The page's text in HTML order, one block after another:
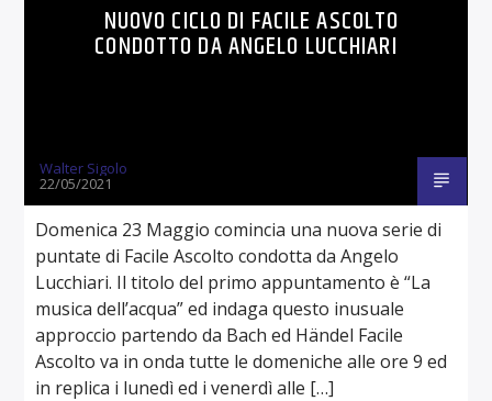
NUOVO CICLO DI FACILE ASCOLTO
CONDOTTO DA ANGELO LUCCHIARI
Walter Sigolo
22/05/2021
Domenica 23 Maggio comincia una nuova serie di
puntate di Facile Ascolto condotta da Angelo
Lucchiari. Il titolo del primo appuntamento è “La
musica dell’acqua” ed indaga questo inusuale
approccio partendo da Bach ed Händel Facile
Ascolto va in onda tutte le domeniche alle ore 9 ed
in replica i lunedì ed i venerdì alle […]